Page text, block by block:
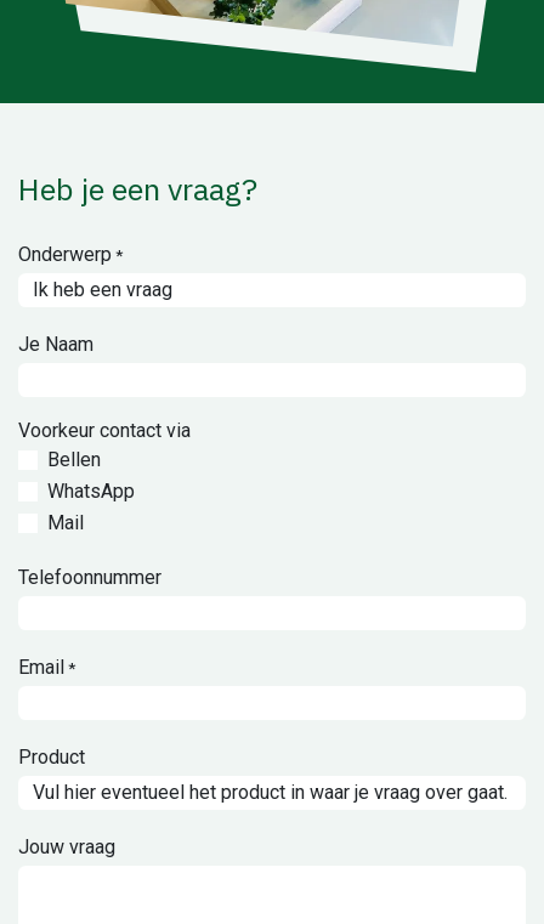
Heb je een vraag?
Onderwerp *
Je Naam
Voorkeur contact via
Bellen
WhatsApp
Mail
Telefoonnummer
Email *
Product
Jouw vraag